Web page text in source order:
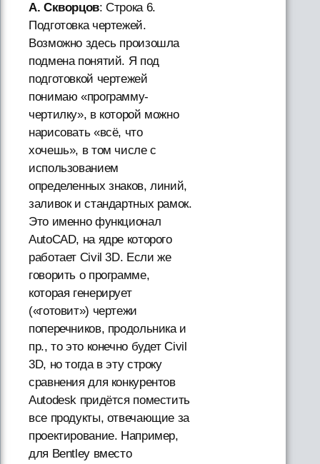
А. Скворцов: Строка 6.
Подготовка чертежей.
Возможно здесь произошла
подмена понятий. Я под
подготовкой чертежей
понимаю «программу-
чертилку», в которой можно
нарисовать «всё, что
хочешь», в том числе с
использованием
определенных знаков, линий,
заливок и стандартных рамок.
Это именно функционал
AutoCAD, на ядре которого
работает Civil 3D. Если же
говорить о программе,
которая генерирует
(«готовит») чертежи
поперечников, продольника и
пр., то это конечно будет Civil
3D, но тогда в эту строку
сравнения для конкурентов
Autodesk придётся поместить
все продукты, отвечающие за
проектирование. Например,
для Bentley вместо